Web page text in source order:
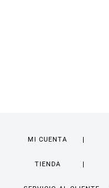
MI CUENTA
TIENDA